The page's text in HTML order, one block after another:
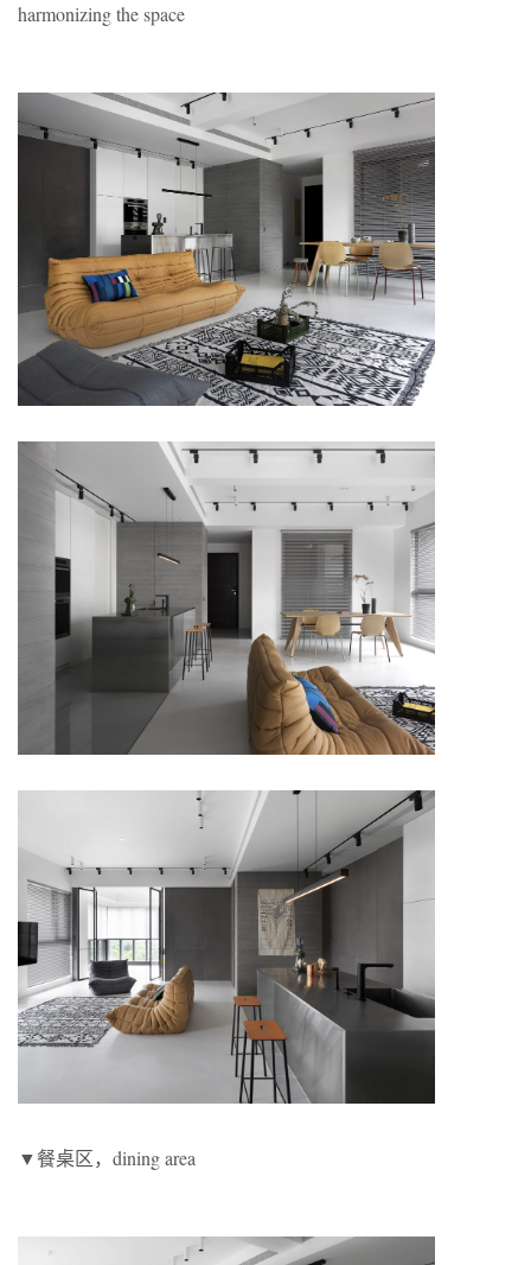
harmonizing the space
▼餐桌区，dining area